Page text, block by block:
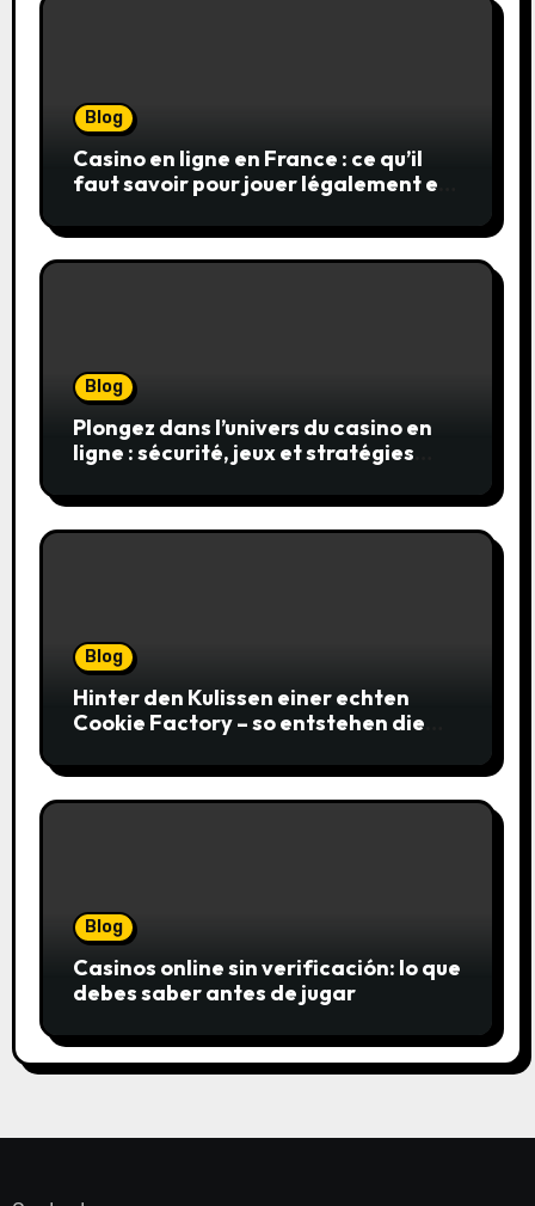
Blog
Casino en ligne en France : ce qu’il
faut savoir pour jouer légalement et
Blog
Plongez dans l’univers du casino en
ligne : sécurité, jeux et stratégies
Blog
Hinter den Kulissen einer echten
Cookie Factory – so entstehen die
Blog
Casinos online sin verificación: lo que
debes saber antes de jugar